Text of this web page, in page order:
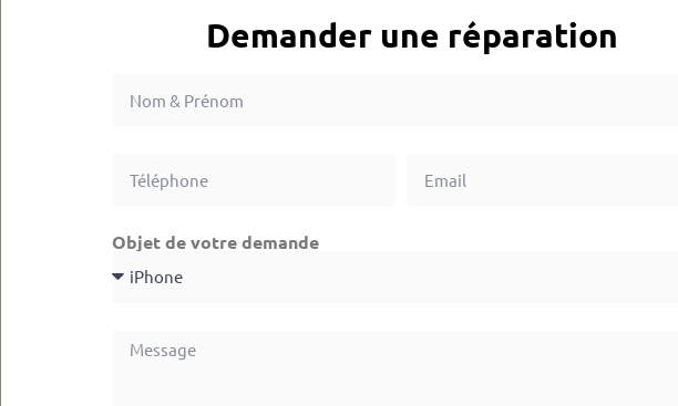
Demander une réparation
Objet de votre demande